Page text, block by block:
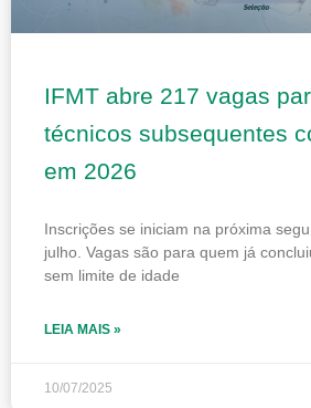
IFMT abre 217 vagas
técnicos subsequentes
em 2026
Inscrições se iniciam na próxima
julho. Vagas são para quem já
sem limite de idade
LEIA MAIS »
10/07/2025